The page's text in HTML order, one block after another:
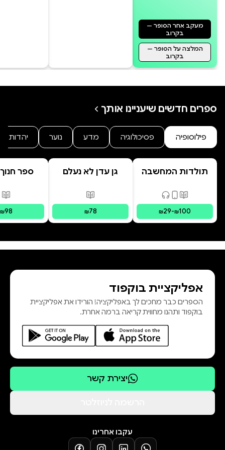
מעקב אחר הסופר —
בקרוב
המלצה על הסופר —
בקרוב
ספרים חדשים שיעניינו אותך
פילוסופיה פסיכולוגיה מדע נוער יהדות
תולדות המחשבה
פורמטים זמינים
מודפס, דיגיטלי, קולי
₪29-₪100
גן עדן לא נעלם
פורמטים זמינים מודפס
₪78
ספר
₪98
אפליקציית בוקפוד
הספרים כבר מחכים לך באפליקציה! הורידו את אפליקציית
בוקפוד ותהנו מחווית קריאה ברמה אחרת.
יצירת קשר
עקבו אחרינו